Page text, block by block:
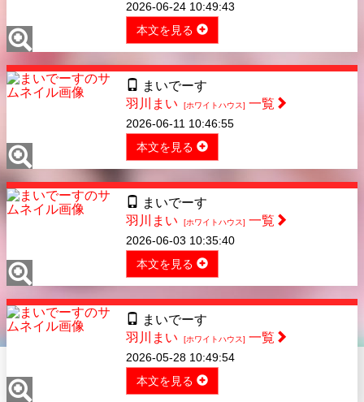
2026-06-24 10:49:43
本文を見る
まいでーす
羽川まい
[ホワイトハウス] 一覧
2026-06-11 10:46:55
本文を見る
まいでーす
羽川まい
[ホワイトハウス] 一覧
2026-06-03 10:35:40
本文を見る
まいでーす
羽川まい
[ホワイトハウス] 一覧
2026-05-28 10:49:54
本文を見る